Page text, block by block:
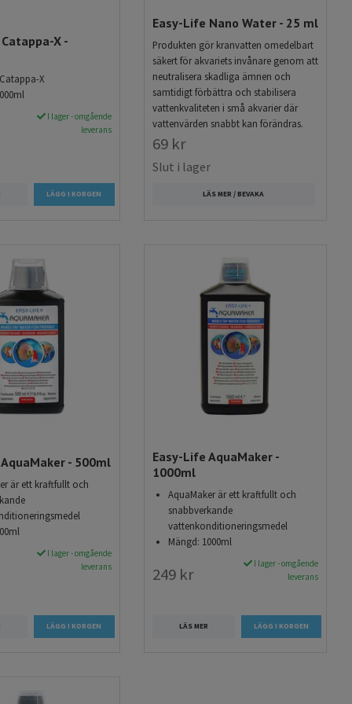
X -
X
I lager - omgående
leverans
Easy-Life Nano Water - 25 ml
Produkten gör kranvatten omedelbart
säkert för akvariets invånare genom att
neutralisera skadliga ämnen och
samtidigt förbättra och stabilisera
vattenkvaliteten i små akvarier där
vattenvärden snabbt kan förändras.
69 kr
Slut i lager
LÄS MER / BEVAKA
- 500ml
är ett kraftfullt och
I lager - omgående
leverans
Easy-Life AquaMaker -
1000ml
AquaMaker är ett kraftfullt och
snabbverkande
vattenkonditioneringsmedel
Mängd: 1000ml
249 kr
I lager - omgående
leverans
LÄS MER